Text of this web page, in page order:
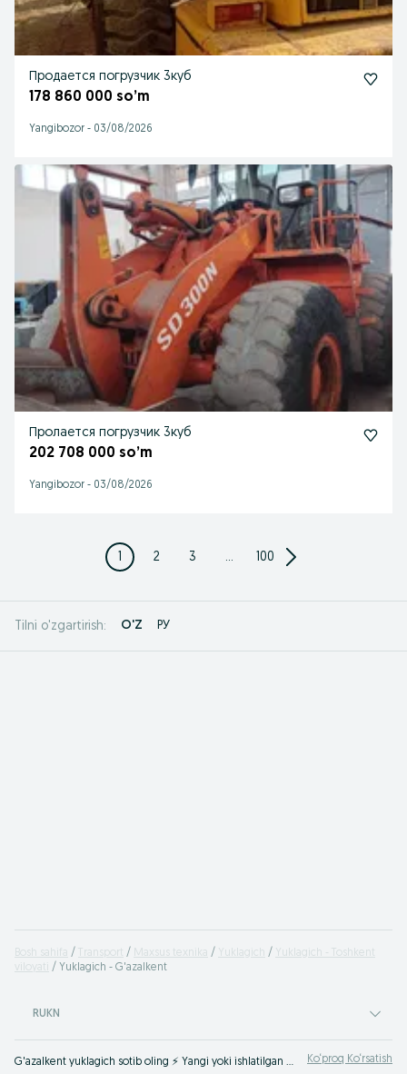
Продается погрузчик 3куб
178 860 000 so’m
Yangibozor - 03/08/2026
Пролается погрузчик 3куб
202 708 000 so’m
Yangibozor - 03/08/2026
1 2 3 ... 100
Tilni o'zgartirish: O'Z РУ
Bosh sahifa Transport Maxsus texnika Yuklagich
Yuklagich - Toshkent
viloyati
Yuklagich - G'azalkent
RUKN
G'azalkent yuklagich sotib oling ⚡️ Yangi yoki ishlatilgan maxsus uskunalarning katta tanlovi ☝ Yuklagich uchun eng yaxshi narxlar ➠ OLX.uz saytida! Ko‘proq Ko‘rsatish